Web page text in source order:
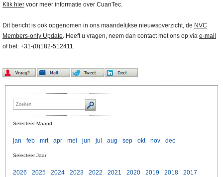
Klik hier voor meer informatie over CuanTec.
Dit bericht is ook opgenomen in ons maandelijkse nieuwsoverzicht, de NVC
Members-only Update. Heeft u vragen, neem dan contact met ons op via e-mail
of bel: +31-(0)182-512411.
Selecteer Maand
jan feb mrt apr mei jun jul aug sep okt nov dec
Selecteer Jaar
2026 2025 2024 2023 2022 2021 2020 2019 2018
2017